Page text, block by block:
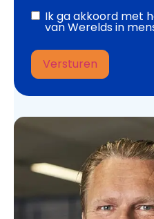
Instemming
Ik ga akkoord met
van Werelds in